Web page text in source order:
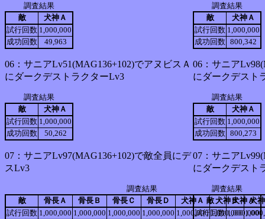
調査結果
敵
犬神Ａ
試行回数 1,000,000
成功回数
49,963
06：サニアLv51(MAG136+102)でアヌビスＡ
にダークデストラクターLv3
調査結果
敵
犬神Ａ
試行回数 1,000,000
成功回数
50,262
07：サニアLv97(MAG136+102)で敵全員にデ
スLv3
調査結果
敵
骨長Ａ 骨長Ｂ 骨長Ｃ 骨長Ｄ 犬神Ａ 犬神Ｂ
犬
試行回数 1,000,000 1,000,000 1,000,000 1,000,000 1,000,000 1,000,000
調査結果
敵
犬神Ａ
試行回数 1,000,000
成功回数 800,342
06：サニア
にダークデスト
調査結果
敵
犬神Ａ
試行回数 1,000,000
成功回数 800,273
07：サニア
にダークデスト
調査結果
敵
犬神Ａ
試行回数 1,000,000